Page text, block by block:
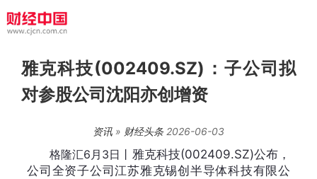
雅克科技(002409.SZ)：子公司拟
对参股公司沈阳亦创增资
资讯 » 财经头条2026-06-03
格隆汇6月3日丨 雅克科技(002409.SZ)公布，
公司全资子公司江苏雅克锡创半导体科技有限公